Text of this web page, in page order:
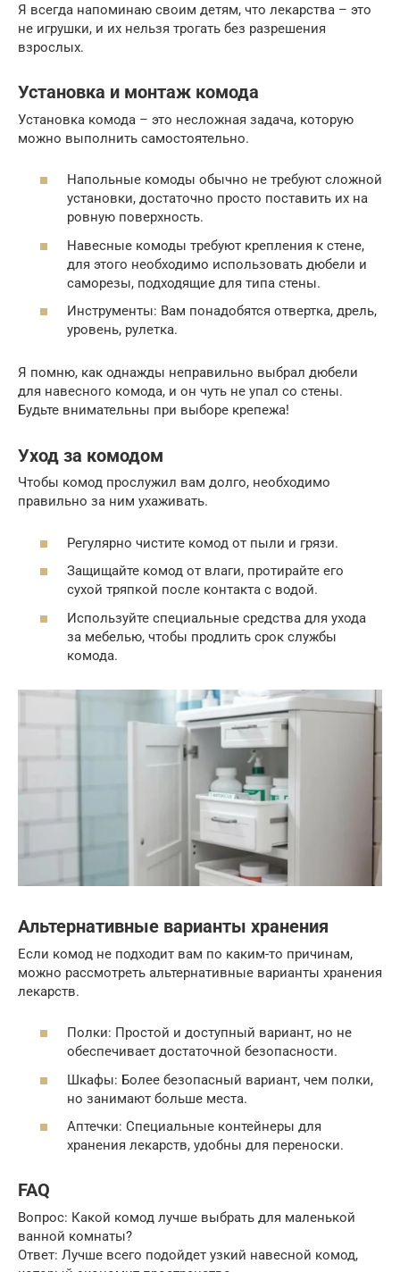
Я всегда напоминаю своим детям, что лекарства – это
не игрушки, и их нельзя трогать без разрешения
взрослых.
Установка и монтаж комода
Установка комода – это несложная задача, которую
можно выполнить самостоятельно.
Напольные комоды обычно не требуют сложной
установки, достаточно просто поставить их на
ровную поверхность.
Навесные комоды требуют крепления к стене,
для этого необходимо использовать дюбели и
саморезы, подходящие для типа стены.
Инструменты: Вам понадобятся отвертка, дрель,
уровень, рулетка.
Я помню, как однажды неправильно выбрал дюбели
для навесного комода, и он чуть не упал со стены.
Будьте внимательны при выборе крепежа!
Уход за комодом
Чтобы комод прослужил вам долго, необходимо
правильно за ним ухаживать.
Регулярно чистите комод от пыли и грязи.
Защищайте комод от влаги, протирайте его
сухой тряпкой после контакта с водой.
Используйте специальные средства для ухода
за мебелью, чтобы продлить срок службы
комода.
Альтернативные варианты хранения
Если комод не подходит вам по каким-то причинам,
можно рассмотреть альтернативные варианты хранения
лекарств.
Полки: Простой и доступный вариант, но не
обеспечивает достаточной безопасности.
Шкафы: Более безопасный вариант, чем полки,
но занимают больше места.
Аптечки: Специальные контейнеры для
хранения лекарств, удобны для переноски.
FAQ
Вопрос: Какой комод лучше выбрать для маленькой
ванной комнаты?
Ответ: Лучше всего подойдет узкий навесной комод,